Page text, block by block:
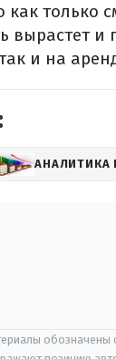
как только
вырастет и
и на
АНАЛИТИКА